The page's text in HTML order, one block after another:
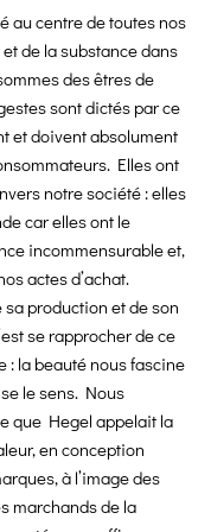
au centre de toutes nos
de la substance dans
des êtres de
sont dictés par ce
et doivent absolument
Elles ont
notre société : elles
car elles ont le
incommensurable et,
actes d’achat.
production et de son
se rapprocher de ce
: la beauté nous fascine
le sens. Nous
que Hegel appelait la
en conception
à l’image des
marchands de la